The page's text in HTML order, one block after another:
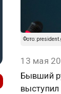
Фото:
13 мая
Бывший